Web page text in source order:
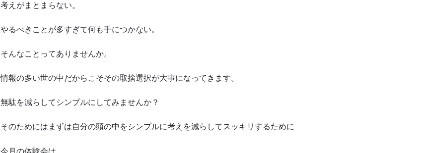
考えがまとまらない。
やるべきことが多すぎて何も手につかない。
そんなことってありませんか。
情報の多い世の中だからこそその取捨選択が大事になってきます。
無駄を減らしてシンプルにしてみませんか？
そのためにはまずは自分の頭の中をシンプルに考えを減らしてスッキリするために
今月の体験会は